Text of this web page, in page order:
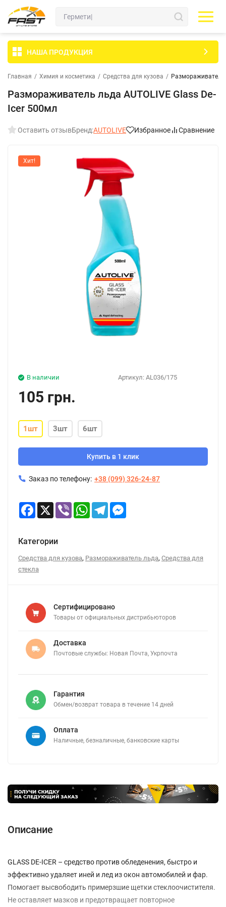
НАША ПРОДУКЦИЯ
Главная / Химия и косметика / Средства для кузова / Размораживатель
Размораживатель льда AUTOLIVE Glass De-
Icer 500мл
Оставить отзывБренд:AUTOLIVE Избранное Сравнение
Хит!
Артикул: AL036/175
В наличии
105 грн.
1шт 3шт 6шт
Купить в 1 клик
Заказ по телефону: +38 (099) 326-24-87
Facebook
X Viber WhatsApp
Telegram
Категории
Средства для кузова, Размораживатель льда, Средства для
стекла
Сертифицировано
Товары от официальных дистрибьюторов
Доставка
Почтовые службы: Новая Почта, Укрпочта
Гарантия
Обмен/возврат товара в течение 14 дней
Оплата
Наличные, безналичные, банковские карты
Описание
GLASS DE-ICER – средство против обледенения, быстро и
эффективно удаляет иней и лед из окон автомобилей и фар.
Помогает высвободить примерзшие щетки стеклоочистителя.
Не оставляет мазков и предотвращает повторное